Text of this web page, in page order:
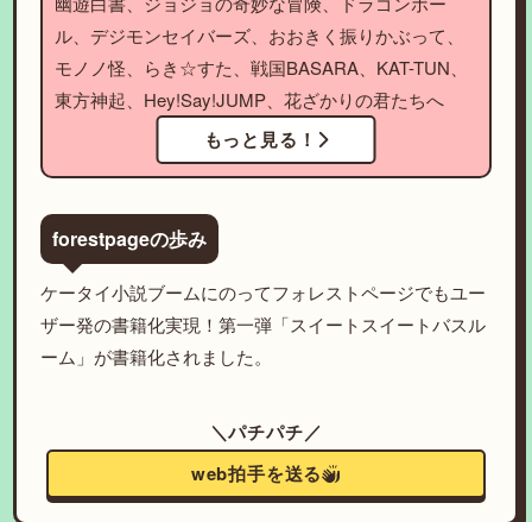
ル、デジモンセイバーズ、おおきく振りかぶって、
モノノ怪、らき☆すた、戦国BASARA、KAT-TUN、
東方神起、Hey!Say!JUMP、花ざかりの君たちへ
もっと見る！
forestpageの歩み
ケータイ小説ブームにのってフォレストページでもユー
ザー発の書籍化実現！第一弾「スイートスイートバスル
ーム」が書籍化されました。
＼パチパチ／
web拍手を送る